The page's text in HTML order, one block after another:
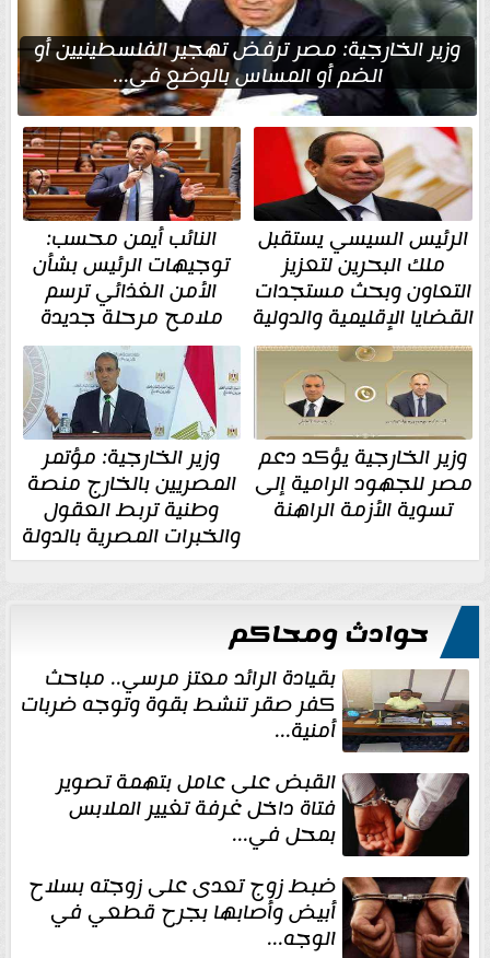
وزير الخارجية: مصر ترفض تهجير الفلسطينيين أو
الضم أو المساس بالوضع في...
الرئيس السيسي يستقبل
ملك البحرين لتعزيز
التعاون وبحث مستجدات
القضايا الإقليمية والدولية
النائب أيمن محسب:
توجيهات الرئيس بشأن
الأمن الغذائي ترسم
ملامح مرحلة جديدة
وزير الخارجية يؤكد دعم
مصر للجهود الرامية إلى
تسوية الأزمة الراهنة
وزير الخارجية: مؤتمر
المصريين بالخارج منصة
وطنية تربط العقول
والخبرات المصرية بالدولة
حوادث ومحاكم
بقيادة الرائد معتز مرسي.. مباحث
كفر صقر تنشط بقوة وتوجه ضربات
أمنية...
القبض على عامل بتهمة تصوير
فتاة داخل غرفة تغيير الملابس
بمحل في...
ضبط زوج تعدى على زوجته بسلاح
أبيض وأصابها بجرح قطعي في
الوجه...